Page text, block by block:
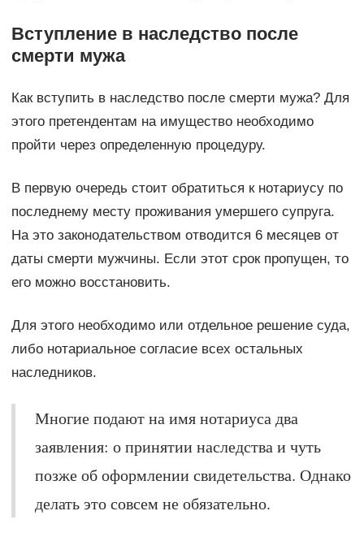
Вступление в наследство после
смерти мужа
Как вступить в наследство после смерти мужа? Для
этого претендентам на имущество необходимо
пройти через определенную процедуру.
В первую очередь стоит обратиться к нотариусу по
последнему месту проживания умершего супруга.
На это законодательством отводится 6 месяцев от
даты смерти мужчины. Если этот срок пропущен, то
его можно восстановить.
Для этого необходимо или отдельное решение суда,
либо нотариальное согласие всех остальных
наследников.
Многие подают на имя нотариуса два
заявления: о принятии наследства и чуть
позже об оформлении свидетельства. Однако
делать это совсем не обязательно.